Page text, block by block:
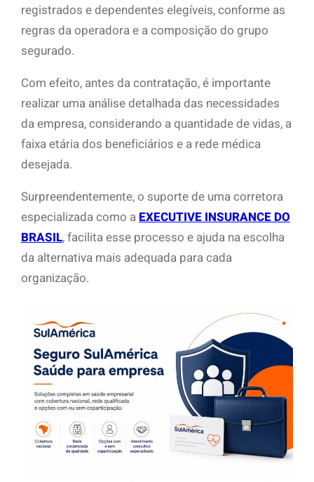
registrados e dependentes elegíveis, conforme as
regras da operadora e a composição do grupo
segurado.
Com efeito, antes da contratação, é importante
realizar uma análise detalhada das necessidades
da empresa, considerando a quantidade de vidas, a
faixa etária dos beneficiários e a rede médica
desejada.
Surpreendentemente, o suporte de uma corretora
especializada como a EXECUTIVE INSURANCE DO
BRASIL, facilita esse processo e ajuda na escolha
da alternativa mais adequada para cada
organização.